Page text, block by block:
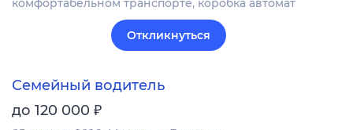
комфортабельном транспорте, коробка автомат
Откликнуться
Семейный водитель
до 120 000 ₽